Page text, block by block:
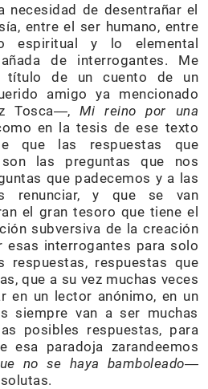
necesidad de desentrañar el
entre el ser humano, entre
espiritual y lo elemental
de interrogantes. Me
título de un cuento de un
amigo ya mencionado
Tosca―,Mi reino por una
en la tesis de ese texto
que las respuestas que
las preguntas que nos
que padecemos y a las
renunciar, y que se van
el gran tesoro que tiene el
subversiva de la creación
esas interrogantes para solo
respuestas, respuestas que
que a su vez muchas veces
en un lector anónimo, en un
siempre van a ser muchas
posibles respuestas, para
esa paradoja zarandeemos
no se haya bamboleado―